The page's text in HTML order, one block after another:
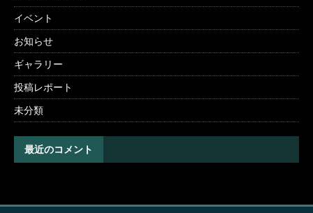
イベント
お知らせ
ギャラリー
投稿レポート
未分類
最近のコメント